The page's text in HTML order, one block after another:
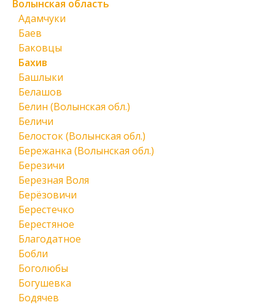
Волынская область
Адамчуки
Баев
Баковцы
Бахив
Башлыки
Белашов
Белин (Волынская обл.)
Беличи
Белосток (Волынская обл.)
Бережанка (Волынская обл.)
Березичи
Березная Воля
Берёзовичи
Берестечко
Берестяное
Благодатное
Бобли
Боголюбы
Богушевка
Бодячев